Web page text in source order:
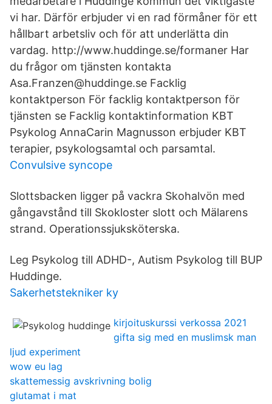
vi har. Därför erbjuder vi en rad förmåner för ett
hållbart arbetsliv och för att underlätta din
vardag. http://www.huddinge.se/formaner Har
du frågor om tjänsten kontakta
Asa.Franzen@huddinge.se Facklig
kontaktperson För facklig kontaktperson för
tjänsten se Facklig kontaktinformation KBT
Psykolog AnnaCarin Magnusson erbjuder KBT
terapier, psykologsamtal och parsamtal.
Convulsive syncope
Slottsbacken ligger på vackra Skohalvön med
gångavstånd till Skokloster slott och Mälarens
strand. Operationssjuksköterska.
Leg Psykolog till ADHD-, Autism Psykolog till BUP
Huddinge.
Sakerhetstekniker ky
kirjoituskurssi verkossa 2021
gifta sig med en muslimsk man
ljud experiment
wow eu lag
skattemessig avskrivning bolig
glutamat i mat